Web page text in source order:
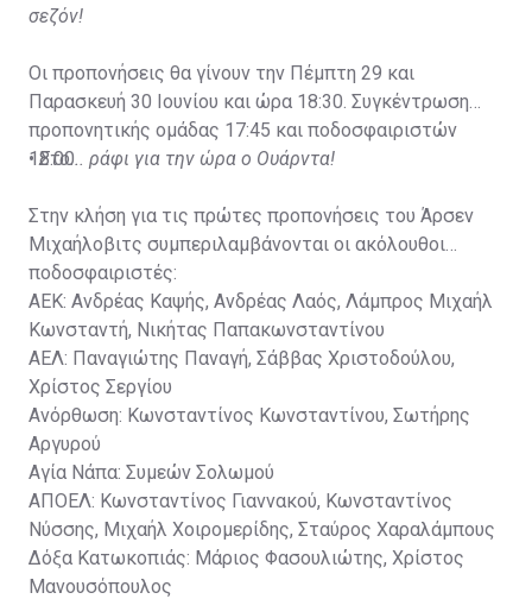
σεζόν!
Οι προπονήσεις θα γίνουν την Πέμπτη 29 και
Παρασκευή 30 Ιουνίου και ώρα 18:30. Συγκέντρωση
προπονητικής ομάδας 17:45 και ποδοσφαιριστών
18:00.
•Στο... ράφι για την ώρα ο Ουάρντα!
Στην κλήση για τις πρώτες προπονήσεις του Άρσεν
Μιχαήλοβιτς συμπεριλαμβάνονται οι ακόλουθοι
ποδοσφαιριστές:
ΑΕΚ: Ανδρέας Καψής, Ανδρέας Λαός, Λάμπρος Μιχαήλ
Κωνσταντή, Νικήτας Παπακωνσταντίνου
ΑΕΛ: Παναγιώτης Παναγή, Σάββας Χριστοδούλου,
Χρίστος Σεργίου
Ανόρθωση: Κωνσταντίνος Κωνσταντίνου, Σωτήρης
Αργυρού
Αγία Νάπα: Συμεών Σολωμού
ΑΠΟΕΛ: Κωνσταντίνος Γιαννακού, Κωνσταντίνος
Νύσσης, Μιχαήλ Χοιρομερίδης, Σταύρος Χαραλάμπους
Δόξα Κατωκοπιάς: Μάριος Φασουλιώτης, Χρίστος
Μανουσόπουλος